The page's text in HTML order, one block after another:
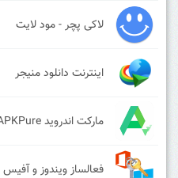
لاکی پچر - مود لایت
اینترنت دانلود منیجر
مارکت اندروید APKPure
فعالساز ویندوز و آفیس